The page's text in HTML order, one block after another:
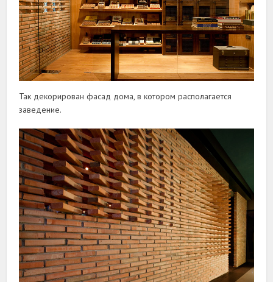
Так декорирован фасад дома, в котором располагается
заведение.